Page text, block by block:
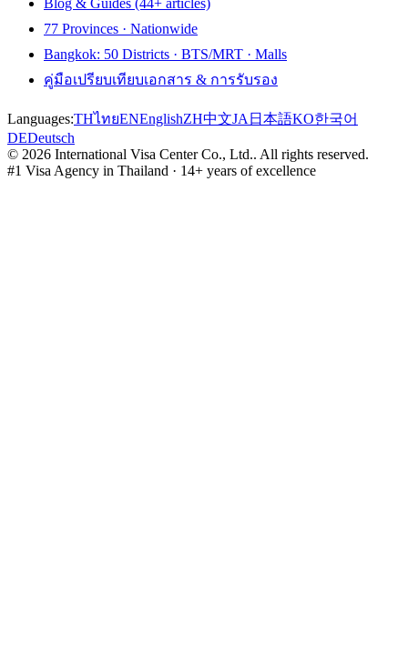
77 Provinces · Nationwide
Bangkok: 50 Districts · BTS/MRT · Malls
คู่มือเปรียบเทียบเอกสาร & การรับรอง
Languages:THไทยENEnglishZH中文JA 日本語KO한국어
DEDeutsch
© 2026 International Visa Center Co., Ltd.. All rights reserved.
#1 Visa Agency in Thailand · 14+ years of excellence